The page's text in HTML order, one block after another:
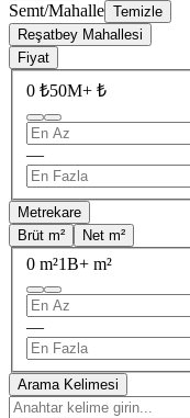
Semt/Mahalle Temizle
Reşatbey Mahallesi
Fiyat
0 ₺50M+ ₺
—
Metrekare
Brüt m²
Net m²
0 m²1B+ m²
—
Arama Kelimesi